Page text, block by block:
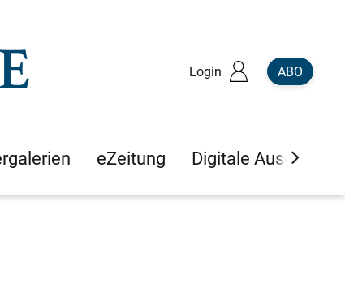
Login ABO
eZeitung Digitale Ausgaben